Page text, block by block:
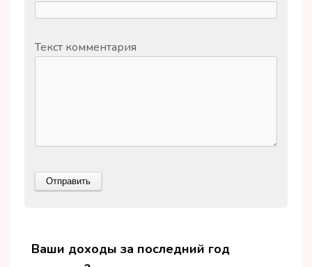
Текст комментария
Ваши доходы за последний год